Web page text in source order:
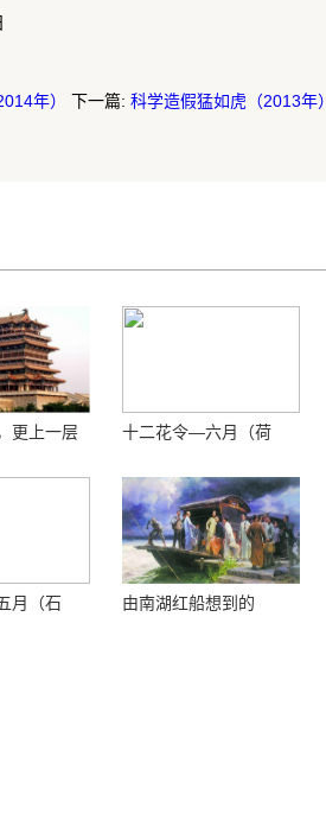
年） 下一篇: 科学造假猛如虎（2013年）
更上一层
十二花令—六月（荷
月（石
由南湖红船想到的